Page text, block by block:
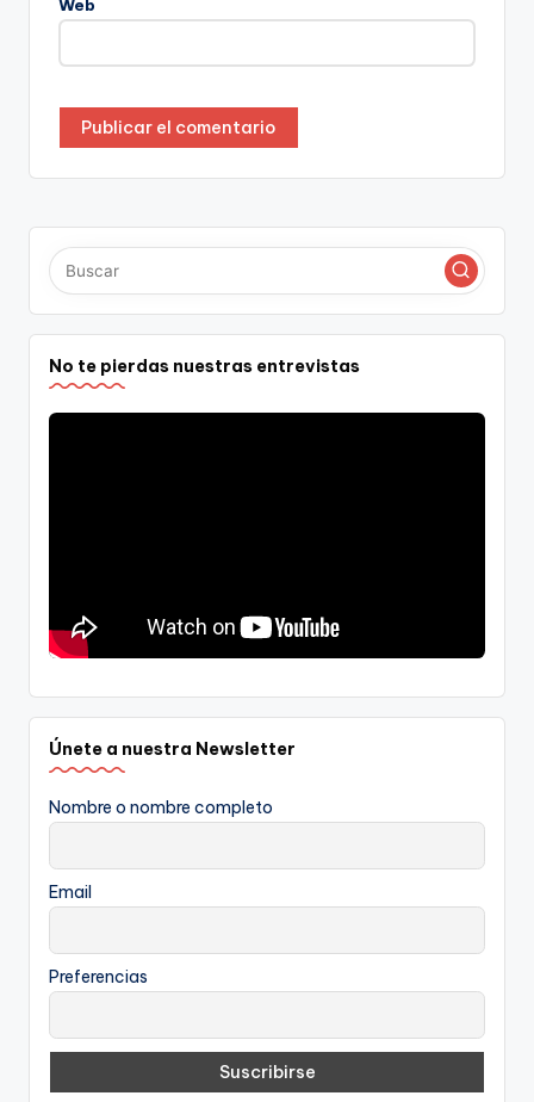
Web
No te pierdas nuestras entrevistas
Únete a nuestra Newsletter
Nombre o nombre completo
Email
Preferencias